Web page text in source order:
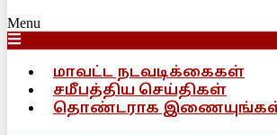
Menu
மாவட்ட நடவடிக்கைகள்
சமீபத்திய செய்திகள்
தொண்டராக